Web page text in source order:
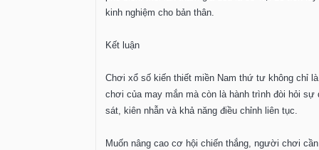
kinh nghiệm cho bản thân.
Kết luận
Chơi xổ số kiến thiết miền Nam thứ tư không chỉ
chơi của may mắn mà còn là hành trình đòi hỏi sự
sát, kiên nhẫn và khả năng điều chỉnh liên tục.
Muốn nâng cao cơ hội chiến thắng, người chơi